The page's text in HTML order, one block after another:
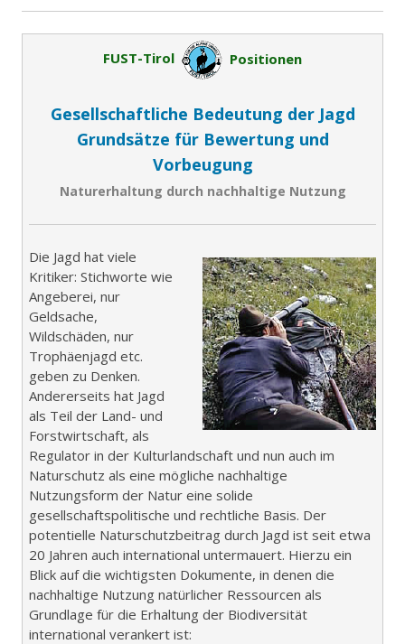
FUST-Tirol Positionen
Gesellschaftliche Bedeutung der Jagd
Grundsätze für Bewertung und
Vorbeugung
Naturerhaltung durch nachhaltige Nutzung
Die Jagd hat viele
Kritiker: Stichworte wie
Angeberei, nur
Geldsache,
Wildschäden, nur
Trophäenjagd etc.
geben zu Denken.
Andererseits hat Jagd
als Teil der Land- und
Forstwirtschaft, als
Regulator in der Kulturlandschaft und nun auch im
Naturschutz als eine mögliche nachhaltige
Nutzungsform der Natur eine solide
gesellschaftspolitische und rechtliche Basis. Der
potentielle Naturschutzbeitrag durch Jagd ist seit etwa
20 Jahren auch international untermauert. Hierzu ein
Blick auf die wichtigsten Dokumente, in denen die
nachhaltige Nutzung natürlicher Ressourcen als
Grundlage für die Erhaltung der Biodiversität
international verankert ist: